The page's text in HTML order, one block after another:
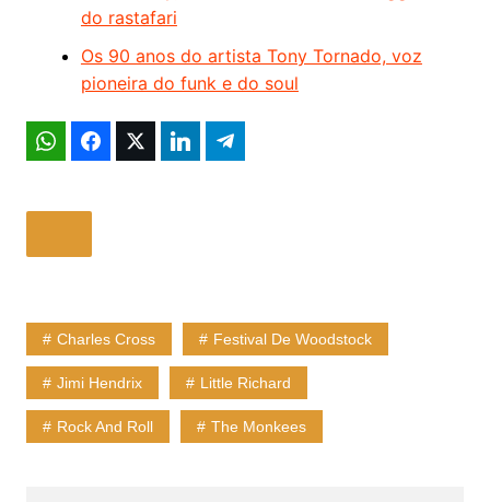
do rastafari
Os 90 anos do artista Tony Tornado, voz
pioneira do funk e do soul
Charles Cross Festival De Woodstock
Jimi Hendrix Little Richard
Rock And Roll The Monkees